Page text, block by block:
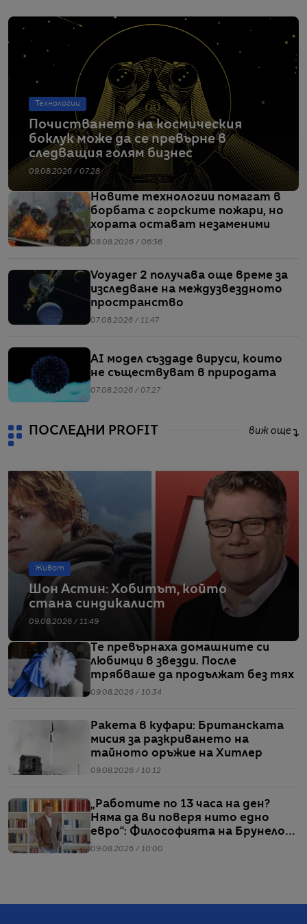
Технологии
Почистването на космическия
боклук може да се превърне в
следващия голям бизнес
09.08.2026 / 07:28
Новите технологии помагат в
борбата с горските пожари, но
хората остават незаменими
08.08.2026 / 06:36
Voyager 2 получава още време за
изследване на междузвездното
пространство
07.08.2026 / 11:47
AI модел създаде вируси, които
не съществуват в природата
07.08.2026 / 07:27
ПОСЛЕДНИ PROFIT виж още
Живот
Шон Астин: Хобитът, който
стана синдикалист
09.08.2026 / 11:49
Те превърнаха домашните си
любимци в звезди. После
трябваше да продължат без тях
09.08.2026 / 10:34
Ракета в куфари: Британската
мисия за разкриването на
тайното оръжие на Хитлер
09.08.2026 / 10:12
„Работите по 13 часа на ден?
Няма да ви поверя нито едно
евро“: Философията на Брунело
Кучинели за бизнеса и живота
09.08.2026 / 10:00